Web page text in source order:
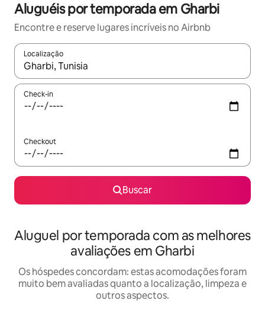
Aluguéis por temporada em Gharbi
Encontre e reserve lugares incríveis no Airbnb
Localização
Quando os resultados estiverem disponíveis, explore-os
Check-in
Checkout
Buscar
Aluguel por temporada com as melhores
avaliações em Gharbi
Os hóspedes concordam: estas acomodações foram
muito bem avaliadas quanto a localização, limpeza e
outros aspectos.